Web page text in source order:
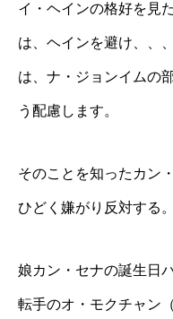
イ・ヘインの格好を見
は、ヘインを避け、、
は、ナ・ジョンイムの
う配慮します。
そのことを知ったカン
ひどく嫌がり反対する。
娘カン・セナの誕生日
転手のオ・モクチャン